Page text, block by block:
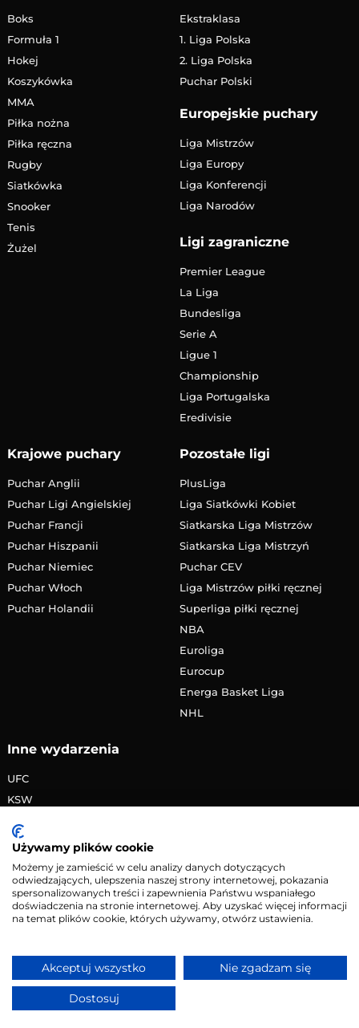
Boks
Formuła 1
Hokej
Koszykówka
MMA
Piłka nożna
Piłka ręczna
Rugby
Siatkówka
Snooker
Tenis
Żużel
Ekstraklasa
1. Liga Polska
2. Liga Polska
Puchar Polski
Europejskie puchary
Liga Mistrzów
Liga Europy
Liga Konferencji
Liga Narodów
Ligi zagraniczne
Premier League
La Liga
Bundesliga
Serie A
Ligue 1
Championship
Liga Portugalska
Eredivisie
Krajowe puchary
Puchar Anglii
Puchar Ligi Angielskiej
Puchar Francji
Puchar Hiszpanii
Puchar Niemiec
Puchar Włoch
Puchar Holandii
Pozostałe ligi
PlusLiga
Liga Siatkówki Kobiet
Siatkarska Liga Mistrzów
Siatkarska Liga Mistrzyń
Puchar CEV
Liga Mistrzów piłki ręcznej
Superliga piłki ręcznej
NBA
Euroliga
Eurocup
Energa Basket Liga
NHL
Inne wydarzenia
UFC
KSW
PRIME MMA
Żużlowa Ekstraliga
Speedway Grand Prix
Skoki narciarskie
Kontakt•Reklama• Polityka prywatności
Serwis wyłącznie dla osób powyżej 18 lat. Hazard może
Używamy plików cookie
Możemy je zamieścić w celu analizy danych dotyczących
odwiedzających, ulepszenia naszej strony internetowej, pokazania
spersonalizowanych treści i zapewnienia Państwu wspaniałego
doświadczenia na stronie internetowej. Aby uzyskać więcej informacji
na temat plików cookie, których używamy, otwórz ustawienia.
Akceptuj wszystko Nie zgadzam się
Dostosuj